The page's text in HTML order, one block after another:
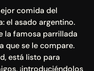
comida del
el asado argentino.
la famosa parrillada
que se le compare.
está listo para
¡introduciéndolos